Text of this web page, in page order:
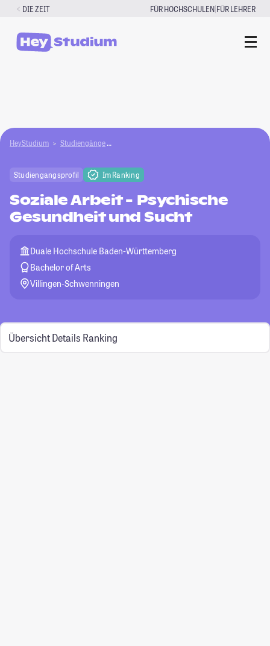
Zum
springen
DIE ZEIT FÜR HOCHSCHULEN|FÜR LEHRER
HeyStudium Studiengänge Soziale Arbeit - Psychische Gesundheit und
Studiengangsprofil Im Ranking
Soziale Arbeit - Psychische
Gesundheit und Sucht
Duale Hochschule Baden-Württemberg
Bachelor of Arts
Villingen-Schwenningen
Übersicht Details Ranking